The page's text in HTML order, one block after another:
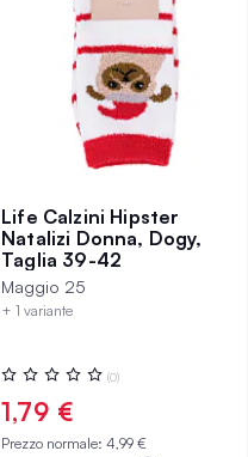
Life Calzini Hipster
Natalizi Donna, Dogy,
Taglia 39-42
Maggio 25
+ 1 variante
Valutazione:
0%
(0)
1,79 €
Prezzo normale: 4,99 €